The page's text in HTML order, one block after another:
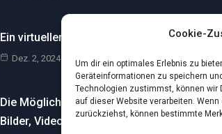
Cookie-
Um dir ein optimales Erlebnis zu
Geräteinformationen zu speichern
Technologien zustimmst, können wir
auf dieser Website verarbeiten.
zurückziehst, können bestimmte
Ein virtueller Traum am wilden Strand
Dez. 2, 2024
Die Möglichkeiten der Künstlichen
Bilder, Videos und…